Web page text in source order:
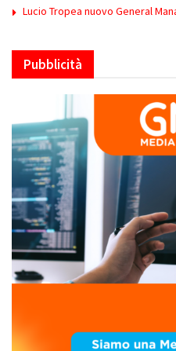
Lucio Tropea nuovo General
Pubblicità